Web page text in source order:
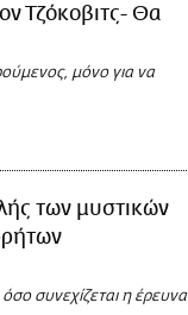
Τζόκοβιτς- Θα
μόνο για να
των μυστικών
συνεχίζεται η έρευνα